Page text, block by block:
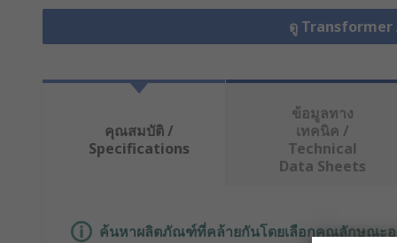
ดู Transformer
คุณสมบัติ /
Specifications
ข้อมูลทาง
เทคนิค /
Technical
Data Sheets
ค้นหาผลิตภัณฑ์ที่คล้ายกันโดยเลือกคุณลักษณะอ